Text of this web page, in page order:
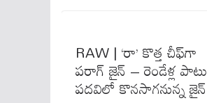
RAW | ‘రా’ కొత్త చీఫ్​గా
పరాగ్ జైన్ – రెండేళ్ల పాటు
పదవిలో కొనసాగనున్న జైన్